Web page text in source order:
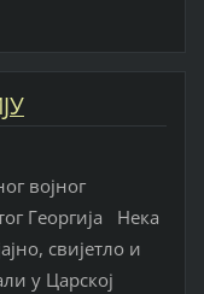
војног
Георгија Нека
свијетло и
у Царској